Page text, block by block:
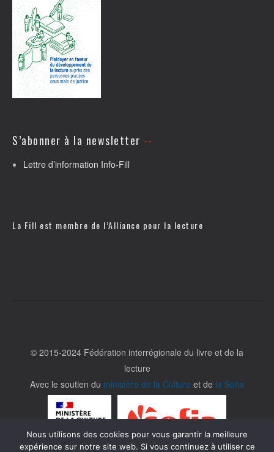
S’abonner à la newsletter
Lettre d’information Info-Fill
La Fill est membre de l’Alliance pour la lecture
© 2015-2024 Fédération interrégionale du livre et de la
lecture
Avec le soutien du ministère de la Culture et de la Sofia
Nous utilisons des cookies pour vous garantir la meilleure
expérience sur notre site web. Si vous continuez à utiliser ce